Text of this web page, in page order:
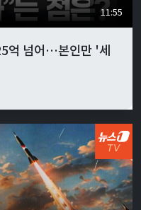
11:55
억 넘어…본인만 '세